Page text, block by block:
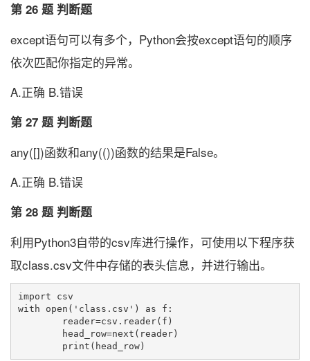
第 26 题 判断题
except语句可以有多个，Python会按except语句的顺序
依次匹配你指定的异常。
A.正确 B.错误
第 27 题 判断题
any([])函数和any(())函数的结果是False。
A.正确 B.错误
第 28 题 判断题
利用Python3自带的csv库进行操作，可使用以下程序获
取class.csv文件中存储的表头信息，并进行输出。
import csv
with open('class.csv') as f: